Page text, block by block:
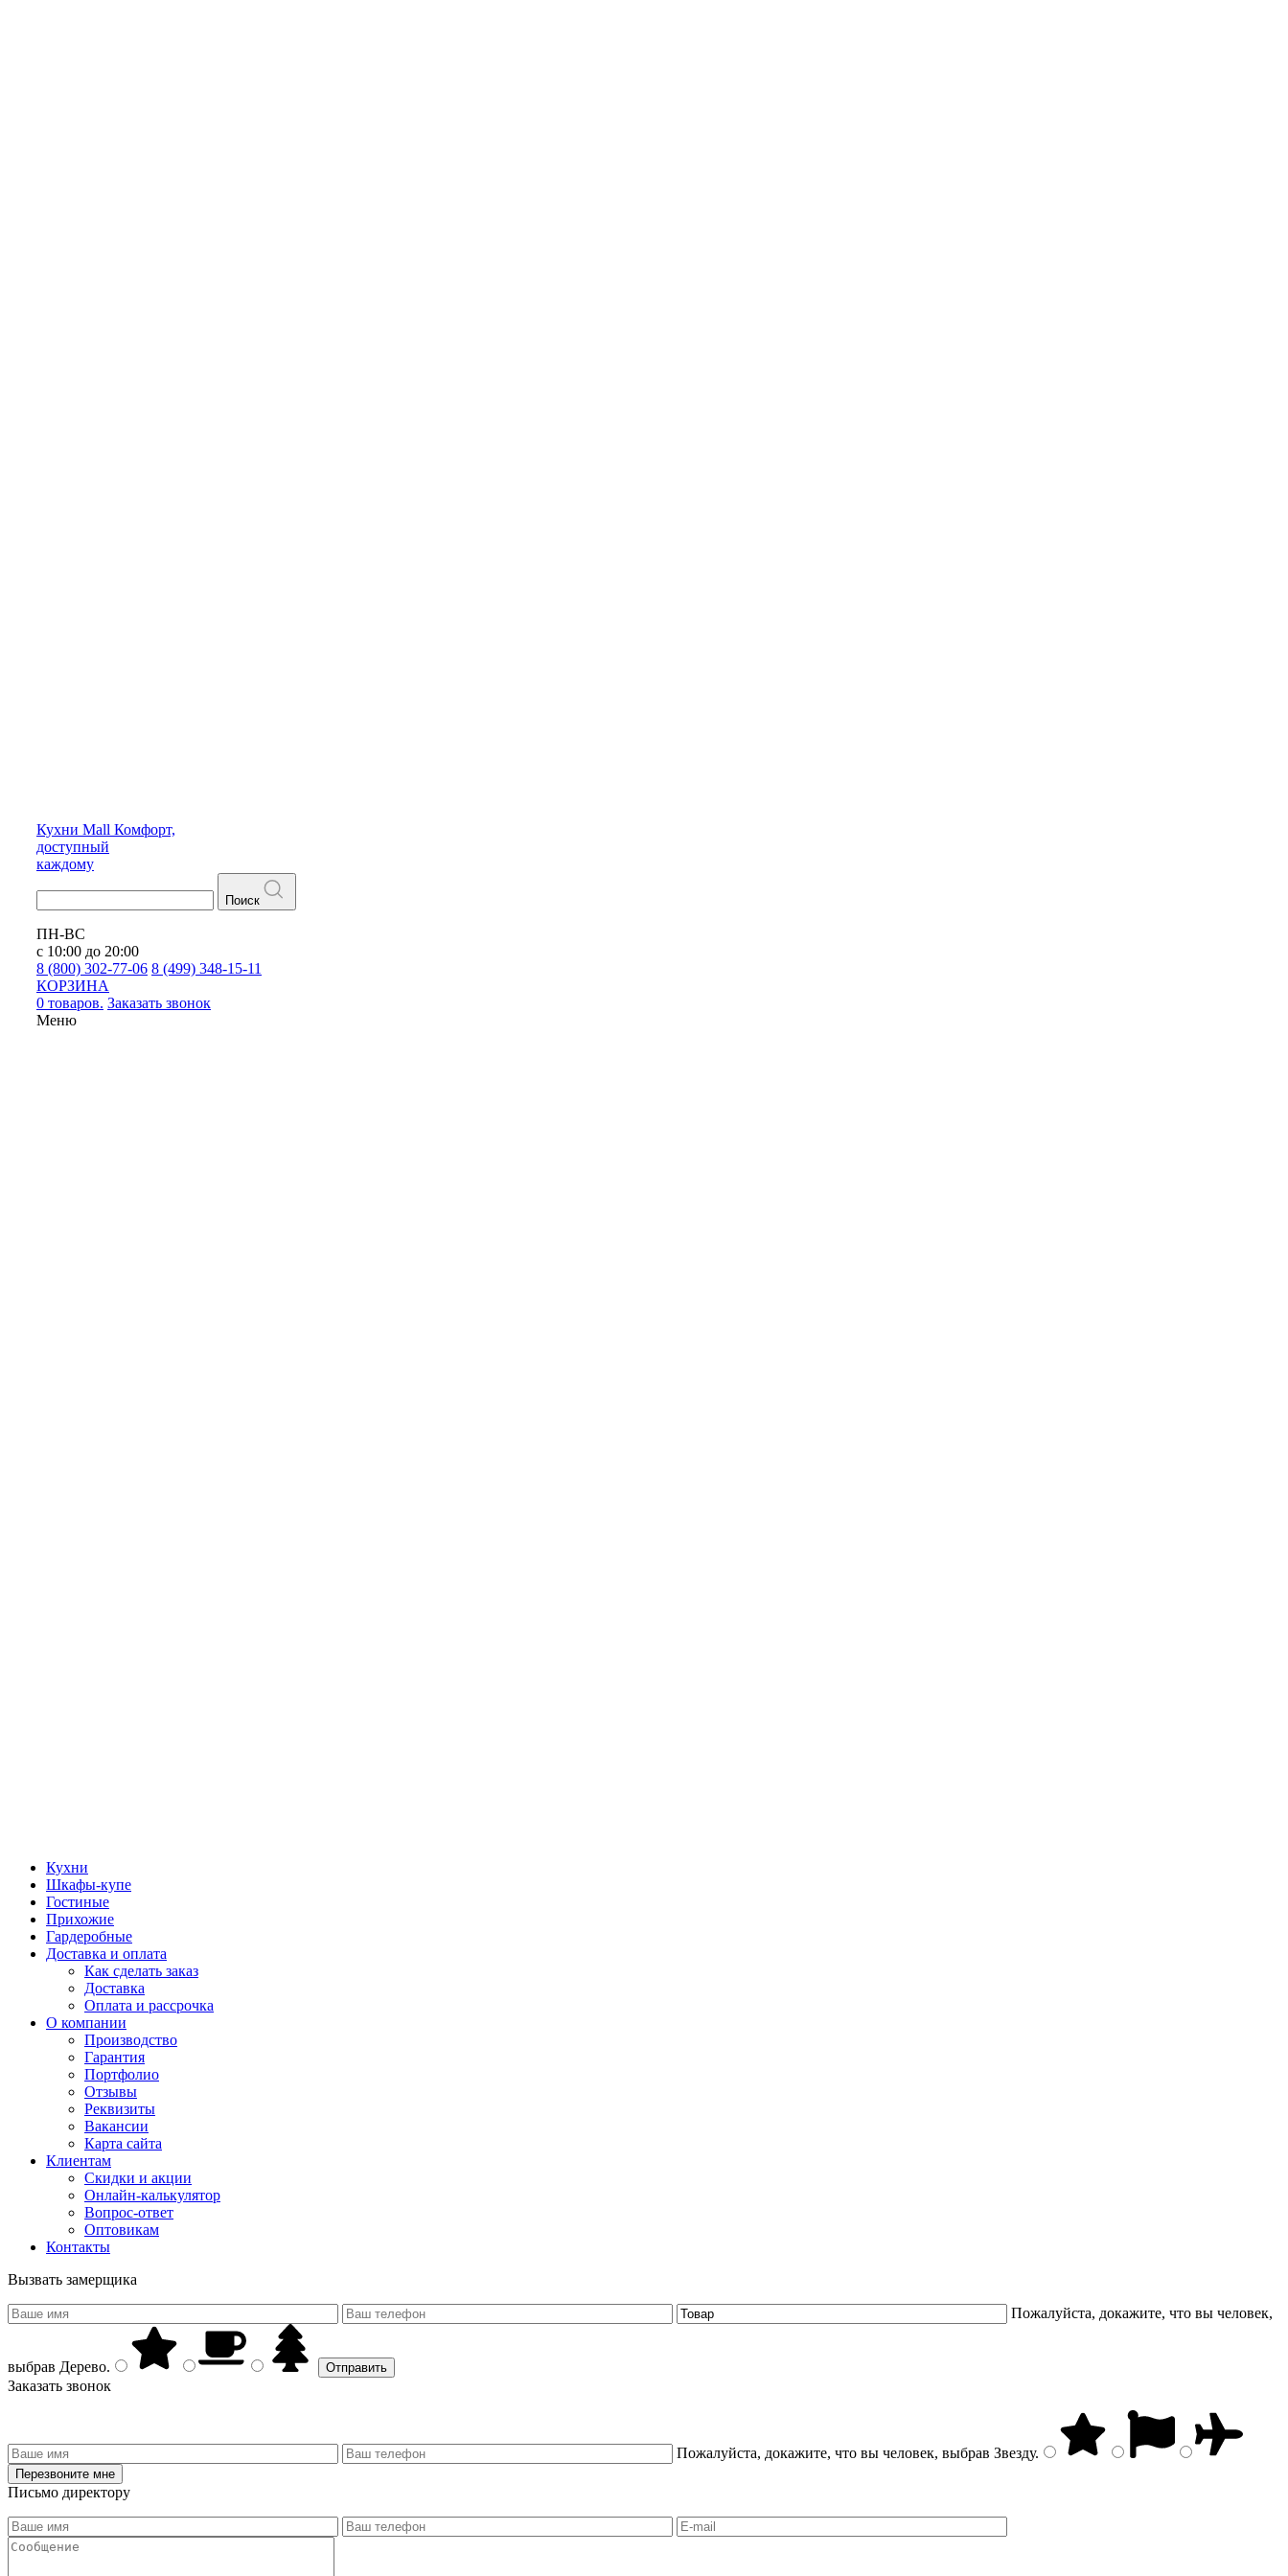
Кухни Mall Комфорт,
доступный
каждому
Поиск
ПН-ВС
с 10:00 до 20:00
8 (800) 302-77-06 8 (499) 348-15-11
КОРЗИНА
0 товаров. Заказать звонок
Меню
Кухни
Шкафы-купе
Гостиные
Прихожие
Гардеробные
Доставка и оплата
Как сделать заказ
Доставка
Оплата и рассрочка
О компании
Производство
Гарантия
Портфолио
Отзывы
Реквизиты
Вакансии
Карта сайта
Клиентам
Скидки и акции
Онлайн-калькулятор
Вопрос-ответ
Оптовикам
Контакты
Вызвать замерщика
Пожалуйста, докажите, что вы человек,
выбрав Дерево.
Заказать звонок
Пожалуйста, докажите, что вы человек, выбрав Звезду.
Письмо директору